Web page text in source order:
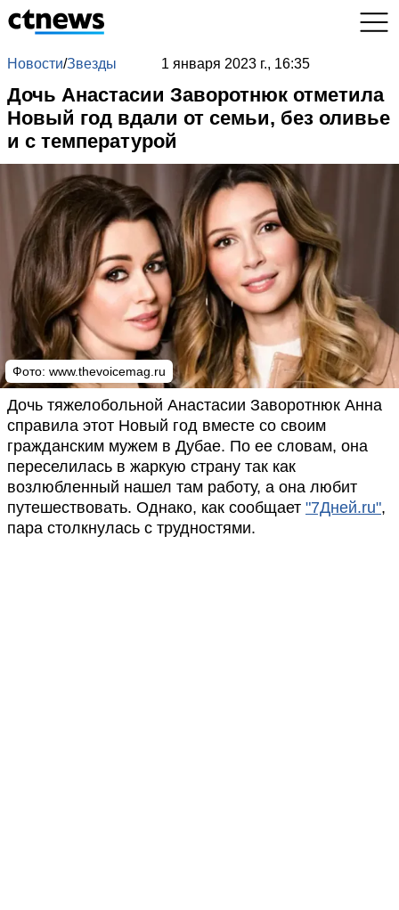
Новости/Звезды 1 января 2023 г., 16:35
Дочь Анастасии Заворотнюк отметила
Новый год вдали от семьи, без оливье
и с температурой
Фото: www.thevoicemag.ru
Дочь тяжелобольной Анастасии Заворотнюк Анна
справила этот Новый год вместе со своим
гражданским мужем в Дубае. По ее словам, она
переселилась в жаркую страну так как
возлюбленный нашел там работу, а она любит
путешествовать. Однако, как сообщает "7Дней.ru",
пара столкнулась с трудностями.